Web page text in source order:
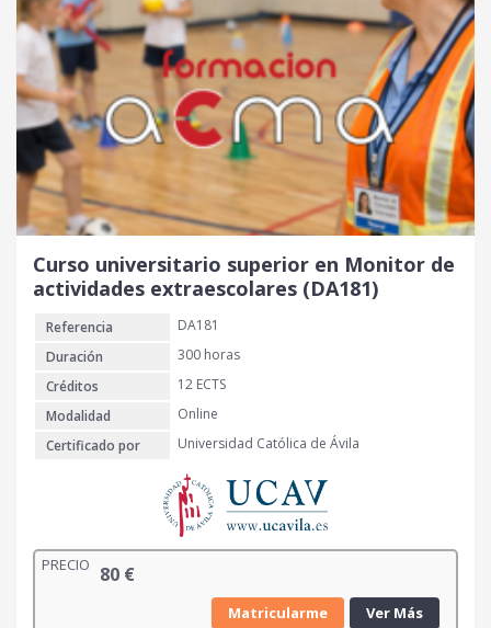
Curso universitario superior en Monitor de
actividades extraescolares (DA181)
Referencia
DA181
Duración
300 horas
Créditos
12 ECTS
Modalidad
Online
Certificado por
Universidad Católica de Ávila
PRECIO 80 €
Matricularme Ver Más